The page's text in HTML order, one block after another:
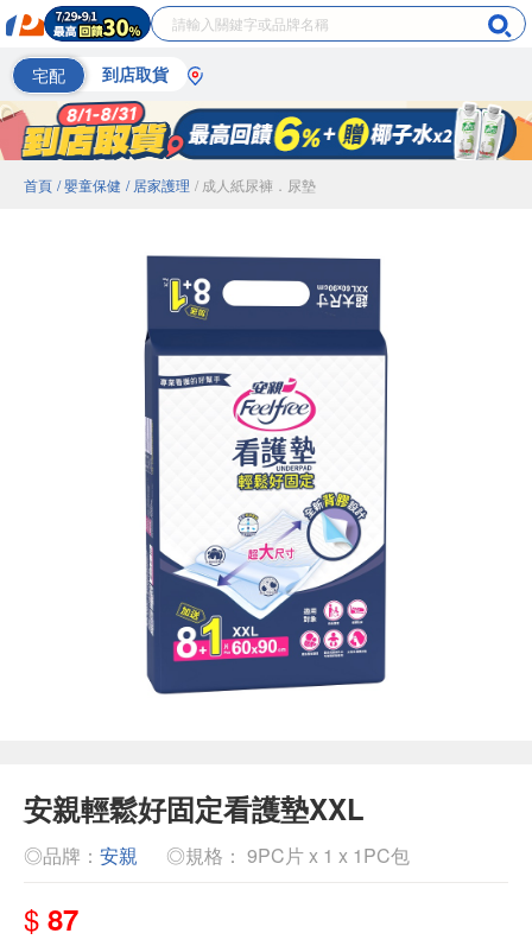
宅配 到店取貨
首頁 / 嬰童保健 / 居家護理 / 成人紙尿褲．尿墊
安親輕鬆好固定看護墊XXL
◎品牌： 安親 ◎規格： 9PC片 x 1 x 1PC包
$ 87